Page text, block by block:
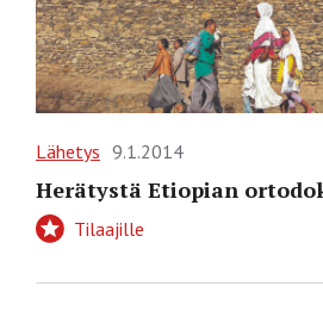
Lähetys 9.1.2014
Herätystä Etiopian
Tilaajille